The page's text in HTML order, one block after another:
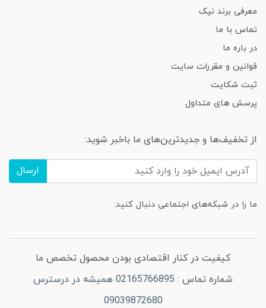
معرفی برند نیک
تماس با ما
در باره ما
قوانین و مقررات سایت
ثبت شکایت
پرسش های متداول
از تخفیف‌ها و جدیدترین‌های ما باخبر شوید:
ارسال
ما را در شبکه‌های اجتماعی دنبال کنید:
کیفیت در کنار اقتصادی بودن محصول تخصص ما
شماره تماس :
02165766895 همیشه در درسترس
09039872680